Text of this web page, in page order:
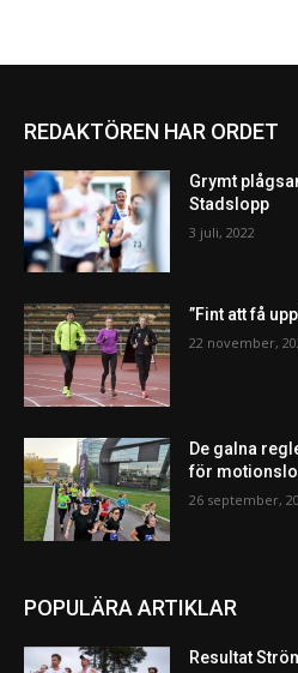
REDAKTÖREN HAR ORDET
Grymt
Stadslopp
3 juli, 2022
”Fint att få
22 november,
De galna
för
26 september,
POPULÄRA ARTIKLAR
Resultat